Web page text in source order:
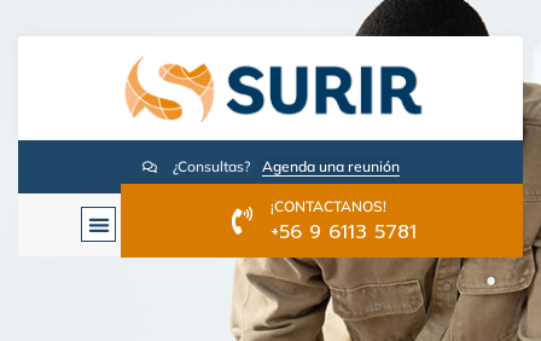
¿Consultas? Agenda una reunión
¡CONTACTANOS!
+56 9 6113 5781